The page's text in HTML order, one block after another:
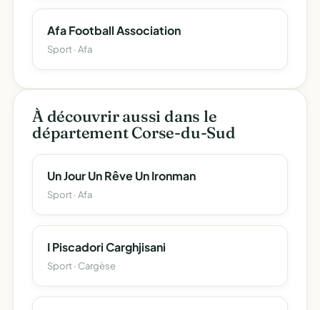
Afa Football Association
Sport · Afa
À découvrir aussi dans le
département Corse-du-Sud
Un Jour Un Rêve Un Ironman
Sport · Afa
I Piscadori Carghjisani
Sport · Cargèse